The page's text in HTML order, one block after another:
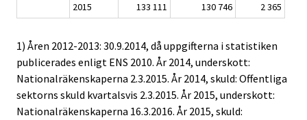
2015
133 111 130 746 2 365
1) Åren 2012-2013: 30.9.2014, då uppgifterna i statistiken
publicerades enligt ENS 2010. År 2014, underskott:
Nationalräkenskaperna 2.3.2015. År 2014, skuld: Offentliga
sektorns skuld kvartalsvis 2.3.2015. År 2015, underskott:
Nationalräkenskaperna 16.3.2016. År 2015, skuld: